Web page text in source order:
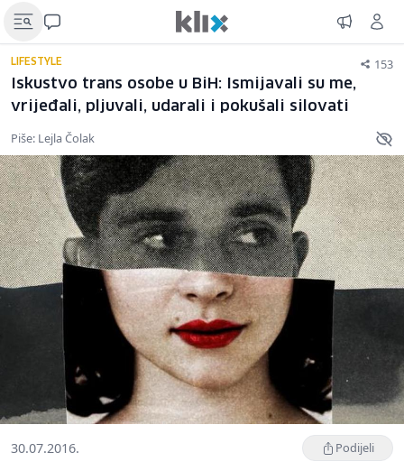
LIFESTYLE 153
Iskustvo trans osobe u BiH: Ismijavali su me,
vrijeđali, pljuvali, udarali i pokušali silovati
Piše: Lejla Čolak
30.07.2016. Podijeli